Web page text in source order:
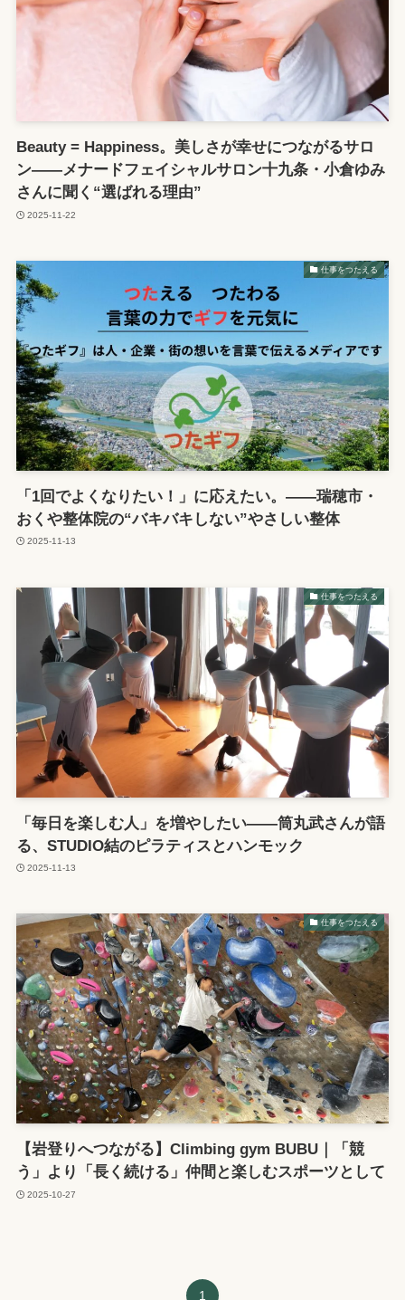
Beauty = Happiness。美しさが幸せにつながるサロ
ン——メナードフェイシャルサロン十九条・小倉ゆみ
さんに聞く“選ばれる理由”
2025-11-22
仕事をつたえる
「1回でよくなりたい！」に応えたい。——瑞穂市・
おくや整体院の“バキバキしない”やさしい整体
2025-11-13
仕事をつたえる
「毎日を楽しむ人」を増やしたい——筒丸武さんが語
る、STUDIO結のピラティスとハンモック
2025-11-13
仕事をつたえる
【岩登りへつながる】Climbing gym BUBU｜「競
う」より「長く続ける」仲間と楽しむスポーツとして
2025-10-27
1